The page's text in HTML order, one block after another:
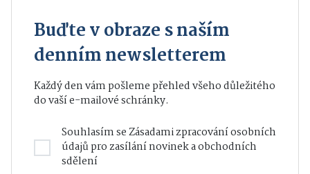
Buďte v obraze s naším
denním newsletterem
Každý den vám pošleme přehled všeho důležitého
do vaší e-mailové schránky.
Souhlasím seZásadami zpracování osobních
údajůpro zasílání novinek a obchodních
sdělení